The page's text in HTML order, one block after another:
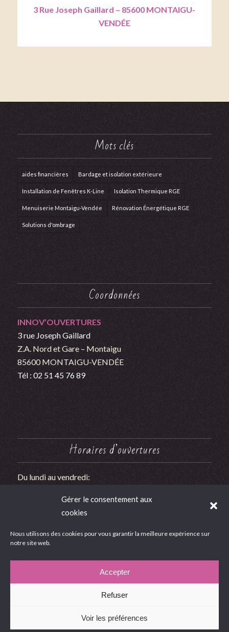
Gérer le consentement aux
cookies
Nous utilisons des cookies pour vous garantir la meilleure expérience sur
notre site web.
Accepter
Refuser
Voir les préférences
3 Rue Joseph Gaillard – 85600 MONTAIGU-
VENDÉE
Mots clés
aides financières Bardage et isolation extérieure
Installation de Fenêtres K-Line Isolation Thermique RGE
Menuiserie Montaigu-Vendée Rénovation Énergétique RGE
Solutions d'ombrage
Coordonnées
INNOV’OUVERTURES
3 rue Joseph Gaillard
Z.A. Nord et Gare – Montaigu
85600 MONTAIGU-VENDÉE
Tél : 02 51 45 76 89
Horaires d’ouvertures
Du lundi au vendredi:
Le Samedi : 9h00 à 12h00
Innov'Ouvertures 2026